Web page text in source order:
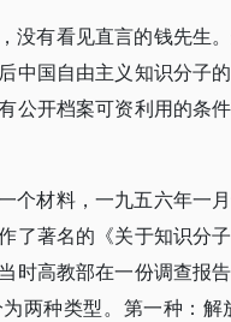
没有看见直言的钱先生
中国自由主义知识分子
公开档案可资利用的条
个材料，一九五六年一
了著名的《关于知识分
时高教部在一份调查报
两种类型。第一种：